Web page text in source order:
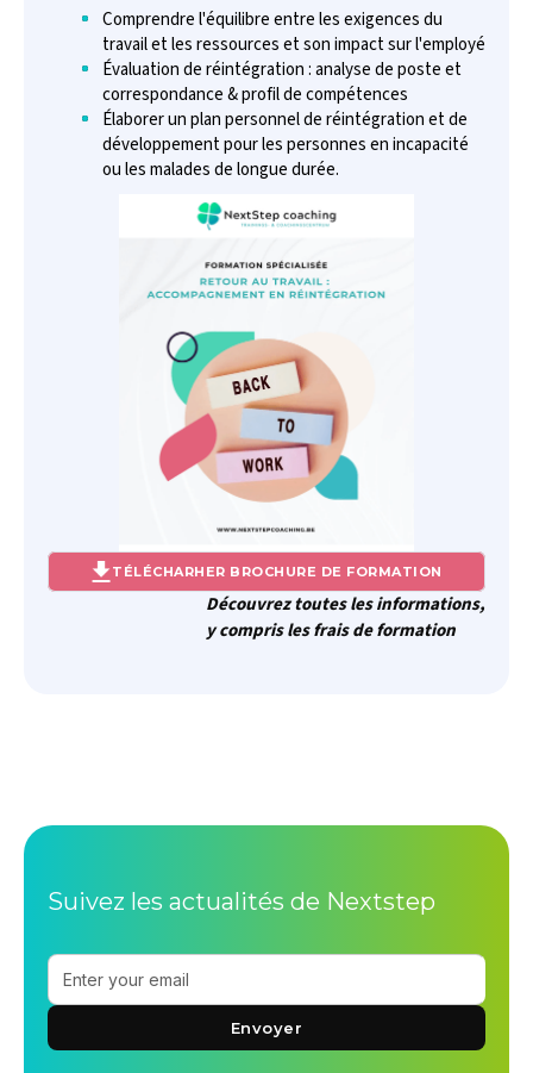
Comprendre l'équilibre entre les exigences du
travail et les ressources et son impact sur l'employé
Évaluation de réintégration : analyse de poste et
correspondance & profil de compétences
Élaborer un plan personnel de réintégration et de
développement pour les personnes en incapacité
ou les malades de longue durée.
TÉLÉCHARHER BROCHURE DE FORMATION
Découvrez toutes les informations,
y compris les frais de formation
Suivez les actualités de Nextstep